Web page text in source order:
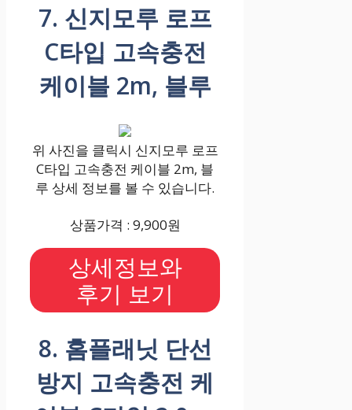
7. 신지모루 로프
C타입 고속충전
케이블 2m, 블루
위 사진을 클릭시 신지모루 로프
C타입 고속충전 케이블 2m, 블
루 상세 정보를 볼 수 있습니다.
상품가격 : 9,900원
상세정보와
후기 보기
8. 홈플래닛 단선
방지 고속충전 케